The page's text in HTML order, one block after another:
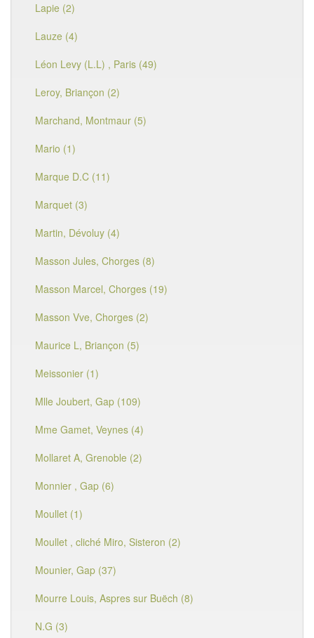
Lapie (2)
Lauze (4)
Léon Levy (L.L) , Paris (49)
Leroy, Briançon (2)
Marchand, Montmaur (5)
Mario (1)
Marque D.C (11)
Marquet (3)
Martin, Dévoluy (4)
Masson Jules, Chorges (8)
Masson Marcel, Chorges (19)
Masson Vve, Chorges (2)
Maurice L, Briançon (5)
Meissonier (1)
Mlle Joubert, Gap (109)
Mme Gamet, Veynes (4)
Mollaret A, Grenoble (2)
Monnier , Gap (6)
Moullet (1)
Moullet , cliché Miro, Sisteron (2)
Mounier, Gap (37)
Mourre Louis, Aspres sur Buëch (8)
N.G (3)